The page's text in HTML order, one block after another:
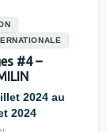
#4 –
2024 au
2024